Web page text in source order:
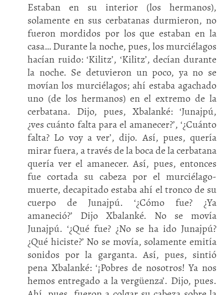
Estaban en su interior (los hermanos),
solamente en sus cerbatanas durmieron, no
fueron mordidos por los que estaban en la
casa… Durante la noche, pues, los murciélagos
hacían ruido: ‘Kilitz’, ‘Kilitz’, decían durante
la noche. Se detuvieron un poco, ya no se
movían los murciélagos; ahí estaba agachado
uno (de los hermanos) en el extremo de la
cerbatana. Dijo, pues, Xbalanké: ‘Junajpú,
¿ves cuánto falta para el amanecer?’, ‘¿Cuánto
falta? Lo voy a ver’, dijo. Así, pues, quería
mirar fuera, a través de la boca de la cerbatana
quería ver el amanecer. Así, pues, entonces
fue cortada su cabeza por el murciélago-
muerte, decapitado estaba ahí el tronco de su
cuerpo de Junajpú. ‘¿Cómo fue? ¿Ya
amaneció?’ Dijo Xbalanké. No se movía
Junajpú. ‘¿Qué fue? ¿No se ha ido Junajpú?
¿Qué hiciste?’ No se movía, solamente emitía
sonidos por la garganta. Así, pues, sintió
pena Xbalanké: ‘¡Pobres de nosotros! Ya nos
hemos entregado a la vergüenza’. Dijo, pues.